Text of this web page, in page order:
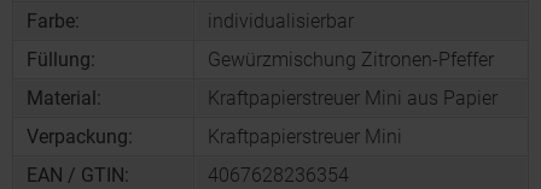
Farbe:
individualisierbar
Füllung:
Gewürzmischung Zitronen-Pfeffer
Material:
Kraftpapierstreuer Mini aus Papier
Verpackung:
Kraftpapierstreuer Mini
EAN / GTIN:
4067628236354